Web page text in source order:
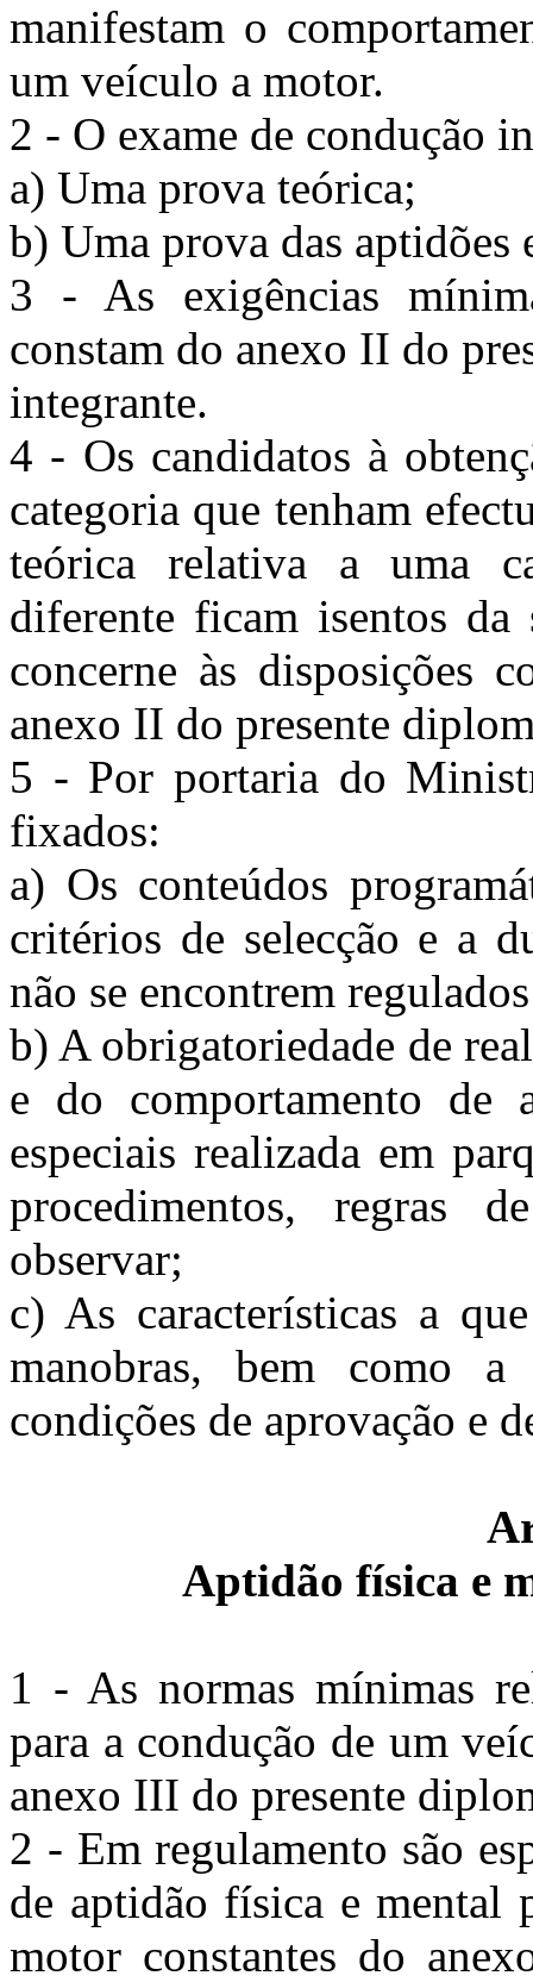
manifestam o
um veículo a motor.
2 - O exame de condução
a) Uma prova teórica;
b) Uma prova das aptidões
3 - As exigências
constam do anexo II do
integrante.
4 - Os candidatos à
categoria que tenham
teórica relativa a uma
diferente ficam isentos
concerne às disposições
anexo II do presente
5 - Por portaria do
fixados:
a) Os conteúdos
critérios de selecção e a
não se encontrem
b) A obrigatoriedade de
e do comportamento de
especiais realizada em
procedimentos, regras
observar;
c) As características a
manobras, bem como
condições de aprovação e
Aptidão física e
1 - As normas mínimas
para a condução de um
anexo III do presente
2 - Em regulamento são
de aptidão física e mental
motor constantes do